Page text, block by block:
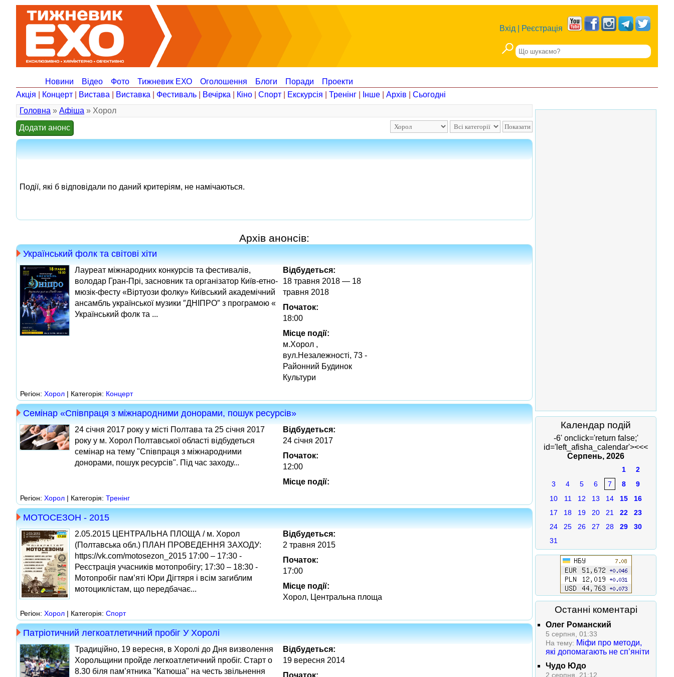
Вхід Реєстрація
Новини Відео Фото Тижневик ЕХО Оголошення Блоги Поради
Проекти
Акція
Концерт Вистава Виставка Фестиваль Вечірка Кіно Спорт Екскурсія Тренінг Інше Архів
Сьогодні
Головна » Афіша » Хорол
Додати анонс
Події, які б відповідали по даний критеріям, не намічаються.
Архів анонсів:
Український фолк та світові хіти
Лауреат міжнародних конкурсів та фестивалів,
володар Гран-Прі, засновник та організатор Київ-етно-
мюзік-фесту «Віртуози фолку» Київський академічний
ансамбль української музики ″ДНІПРО″ з програмою «
Український фолк та ...
Відбудеться:
18 травня 2018 — 18
травня 2018
Початок:
18:00
Місце події:
м.Хорол ,
вул.Незалежності, 73 -
Районний Будинок
Культури
Регіон: Хорол | Категорія: Концерт
Семінар «Співпраця з міжнародними донорами, пошук ресурсів»
24 січня 2017 року у місті Полтава та 25 січня 2017
року у м. Хорол Полтавської області відбудеться
семінар на тему "Співпраця з міжнародними
донорами, пошук ресурсів". Під час заходу...
Відбудеться:
24 січня 2017
Початок:
12:00
Місце події:
Регіон: Хорол | Категорія: Тренінг
МОТОСЕЗОН - 2015
2.05.2015 ЦЕНТРАЛЬНА ПЛОЩА / м. Хорол
(Полтавська обл.) ПЛАН ПРОВЕДЕННЯ ЗАХОДУ:
https://vk.com/motosezon_2015 17:00 – 17:30 -
Реєстрація учасників мотопробігу; 17:30 – 18:30 -
Мотопробіг пам’яті Юри Дігтяря і всім загиблим
мотоциклістам, що передбачає...
Відбудеться:
2 травня 2015
Початок:
17:00
Місце події:
Хорол, Центральна площа
Регіон: Хорол | Категорія: Спорт
Патріотичний легкоатлетичний пробіг У Хоролі
Традиційно, 19 вересня, в Хоролі до Дня визволення
Хорольщини пройде легкоатлетичний пробіг. Старт о
8.30 біля пам’ятника "Катюша" на честь звільнення
Відбудеться:
19 вересня 2014
Початок:
Календар подій
-6' onclick='return false;'
id='left_afisha_calendar'><<<
Серпень, 2026
1
2
3
4 5 6 7 8
9
10
11 12 13 14 15
16
17
18 19 20 21 22
23
24
25 26 27 28 29
30
31
Останні коментарі
Олег Романский
5 серпня, 01:33
На тему: Міфи про методи,
які допомагають не сп’яніти
Чудо Юдо
2 серпня, 21:12